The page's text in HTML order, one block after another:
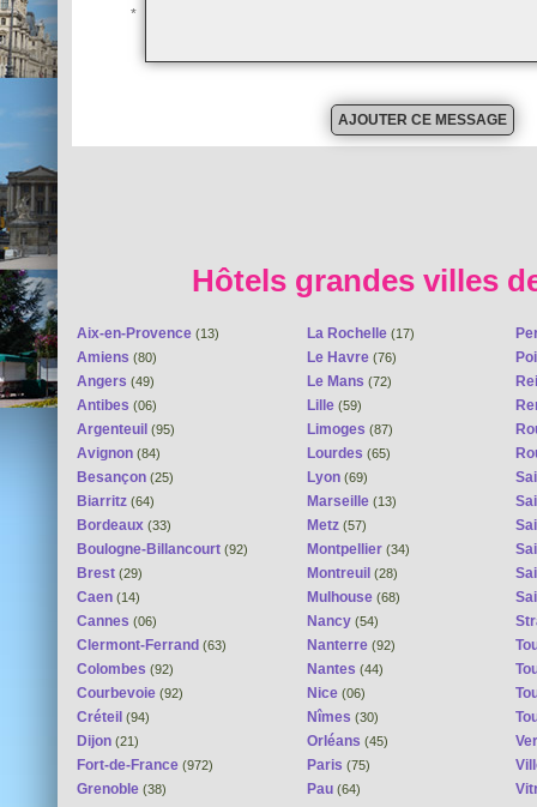
*
Hôtels grandes villes
Aix-en-Provence (13)
Amiens (80)
Angers (49)
Antibes (06)
Argenteuil (95)
Avignon (84)
Besançon (25)
Biarritz (64)
Bordeaux (33)
Boulogne-Billancourt (92)
Brest (29)
Caen (14)
Cannes (06)
Clermont-Ferrand (63)
Colombes (92)
Courbevoie (92)
Créteil (94)
Dijon (21)
Fort-de-France (972)
Grenoble (38)
La Rochelle (17)
Le Havre (76)
Le Mans (72)
Lille (59)
Limoges (87)
Lourdes (65)
Lyon (69)
Marseille (13)
Metz (57)
Montpellier (34)
Montreuil (28)
Mulhouse (68)
Nancy (54)
Nanterre (92)
Nantes (44)
Nice (06)
Nîmes (30)
Orléans (45)
Paris (75)
Pau (64)